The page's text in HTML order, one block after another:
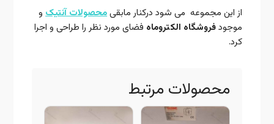
از این مجموعه می شود درکنار مابقیمحصولات آنتیکو
موجودفروشگاه الکتروماه فضای مورد نظر را طراحی و اجرا
کرد.
محصولات مرتبط